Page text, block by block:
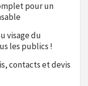
pour un
visage du
les publics !
contacts et devis